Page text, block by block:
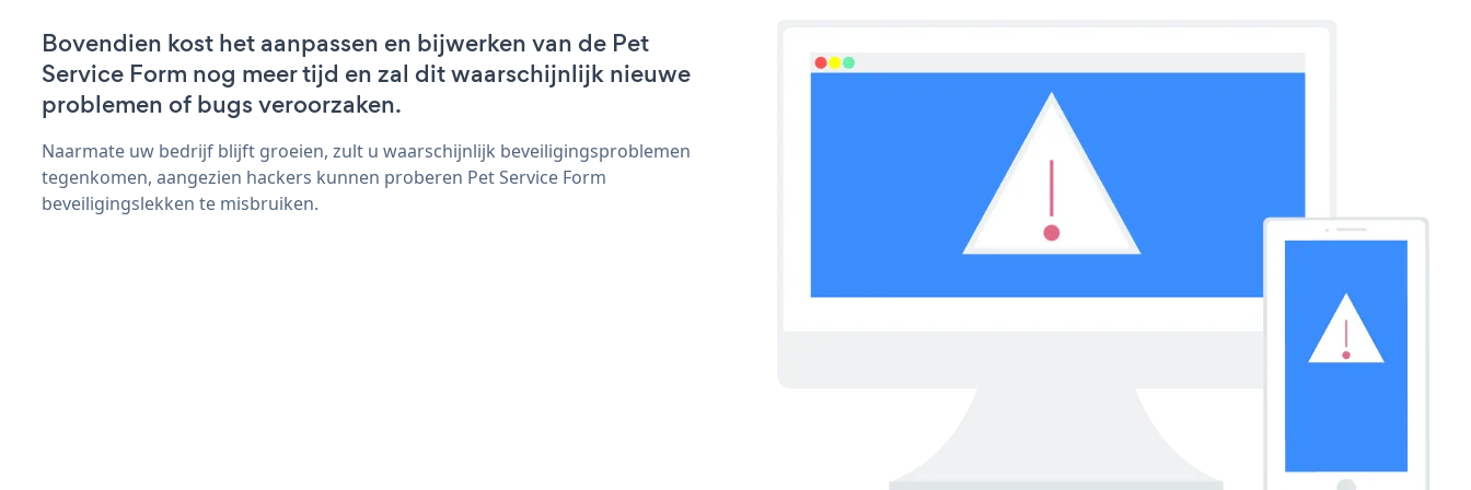
Bovendien kost het aanpassen en bijwerken van de Pet
Service Form nog meer tijd en zal dit waarschijnlijk nieuwe
problemen of bugs veroorzaken.
Naarmate uw bedrijf blijft groeien, zult u waarschijnlijk beveiligingsproblemen
tegenkomen, aangezien hackers kunnen proberen Pet Service Form
beveiligingslekken te misbruiken.